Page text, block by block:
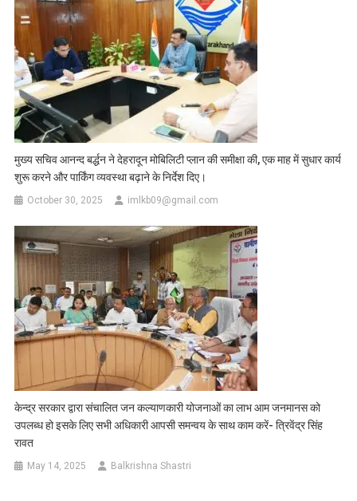
मुख्य सचिव आनन्द बर्द्धन ने देहरादून मोबिलिटी प्लान की समीक्षा की, एक माह में सुधार कार्य
शुरू करने और पार्किंग व्यवस्था बढ़ाने के निर्देश दिए।
October 30, 2025 imlkb09@gmail.com
केन्द्र सरकार द्वारा संचालित जन कल्याणकारी योजनाओं का लाभ आम जनमानस को
उपलब्ध हो इसके लिए सभी अधिकारी आपसी समन्वय के साथ काम करें- त्रिवेंद्र सिंह
रावत
May 14, 2025 Balkrishna Shastri